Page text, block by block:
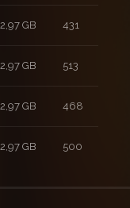
2,97 GB 431
2,97 GB 513
2,97 GB 468
2,97 GB 500